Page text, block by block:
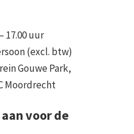
17.00 uur
(excl. btw)
Gouwe Park,
Moordrecht
voor de